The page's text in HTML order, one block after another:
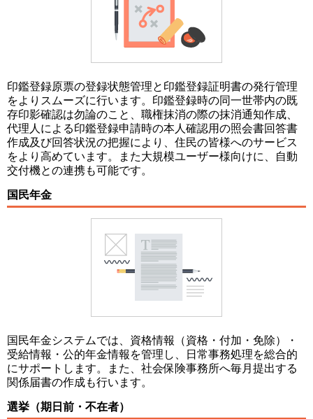
印鑑登録原票の登録状態管理と印鑑登録証明書の発行管理
をよりスムーズに行います。印鑑登録時の同一世帯内の既
存印影確認は勿論のこと、職権抹消の際の抹消通知作成、
代理人による印鑑登録申請時の本人確認用の照会書回答書
作成及び回答状況の把握により、住民の皆様へのサービス
をより高めています。また大規模ユーザー様向けに、自動
交付機との連携も可能です。
国民年金
国民年金システムでは、資格情報（資格・付加・免除）・
受給情報・公的年金情報を管理し、日常事務処理を総合的
にサポートします。また、社会保険事務所へ毎月提出する
関係届書の作成も行います。
選挙（期日前・不在者）